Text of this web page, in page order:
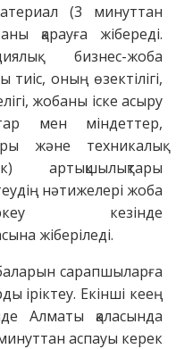
(3 минуттан
қарауға жібереді.
бизнес-жоба
тиіс, оның өзектілігі,
жобаны іске асыру
мен міндеттер,
және техникалық
артықшылықтары
нәтижелері жоба
кезінде
жіберіледі.
сарапшыларға
іріктеу. Екінші кеең
Алматы қаласында
аспауы керек